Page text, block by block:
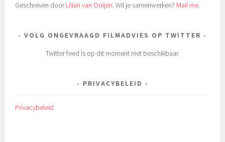
Geschreven doorLilian van Ooijen. Wil je samenwerken? Mail me.
VOLG ONGEVRAAGD FILMADVIES OP TWITTER
Twitter feed is op dit moment niet beschikbaar.
PRIVACYBELEID
Privacybeleid